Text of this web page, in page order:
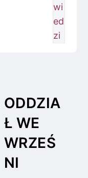
wi
ed
zi
ODDZIA
Ł WE
WRZEŚ
NI